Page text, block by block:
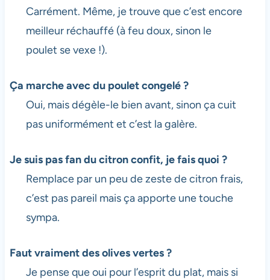
Carrément. Même, je trouve que c’est encore
meilleur réchauffé (à feu doux, sinon le
poulet se vexe !).
Ça marche avec du poulet congelé ?
Oui, mais dégèle-le bien avant, sinon ça cuit
pas uniformément et c’est la galère.
Je suis pas fan du citron confit, je fais quoi ?
Remplace par un peu de zeste de citron frais,
c’est pas pareil mais ça apporte une touche
sympa.
Faut vraiment des olives vertes ?
Je pense que oui pour l’esprit du plat, mais si